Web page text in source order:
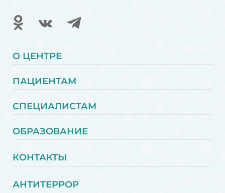
О ЦЕНТРЕ
ПАЦИЕНТАМ
СПЕЦИАЛИСТАМ
ОБРАЗОВАНИЕ
КОНТАКТЫ
АНТИТЕРРОР